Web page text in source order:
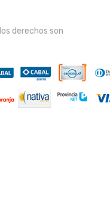
derechos son